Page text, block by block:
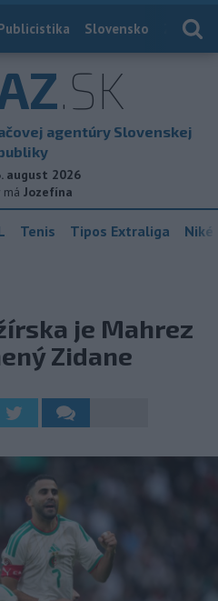
Slovensko
.SK
agentúry Slovenskej
august 2026
má Jozefína
Tenis Tipos Extraliga
je Mahrez
Zidane